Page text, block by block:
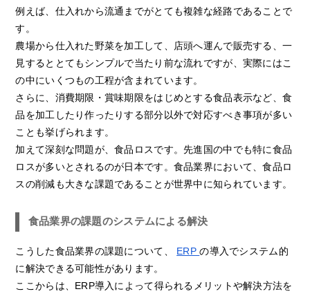
例えば、仕入れから流通までがとても複雑な経路であることで
す。
農場から仕入れた野菜を加工して、店頭へ運んで販売する、一
見するととてもシンプルで当たり前な流れですが、実際にはこ
の中にいくつもの工程が含まれています。
さらに、消費期限・賞味期限をはじめとする食品表示など、食
品を加工したり作ったりする部分以外で対応すべき事項が多い
ことも挙げられます。
加えて深刻な問題が、食品ロスです。先進国の中でも特に食品
ロスが多いとされるのが日本です。食品業界において、食品ロ
スの削減も大きな課題であることが世界中に知られています。
食品業界の課題のシステムによる解決
こうした食品業界の課題について、 ERPの導入でシステム的
に解決できる可能性があります。
ここからは、ERP導入によって得られるメリットや解決方法を